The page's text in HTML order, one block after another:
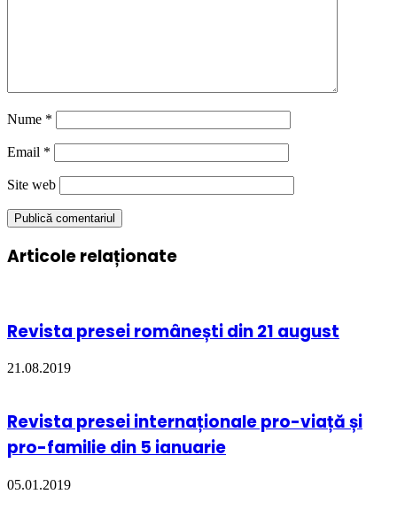
Nume *
Email *
Site web
Articole relaționate
Revista presei românești din 21 august
21.08.2019
Revista presei internaționale pro-viață și
pro-familie din 5 ianuarie
05.01.2019